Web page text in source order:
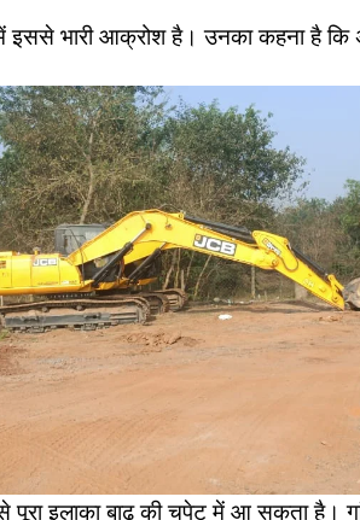
में इससे भारी आक्रोश है। उनका कहना है
इलाका बाढ़ की चपेट में आ सकता है।